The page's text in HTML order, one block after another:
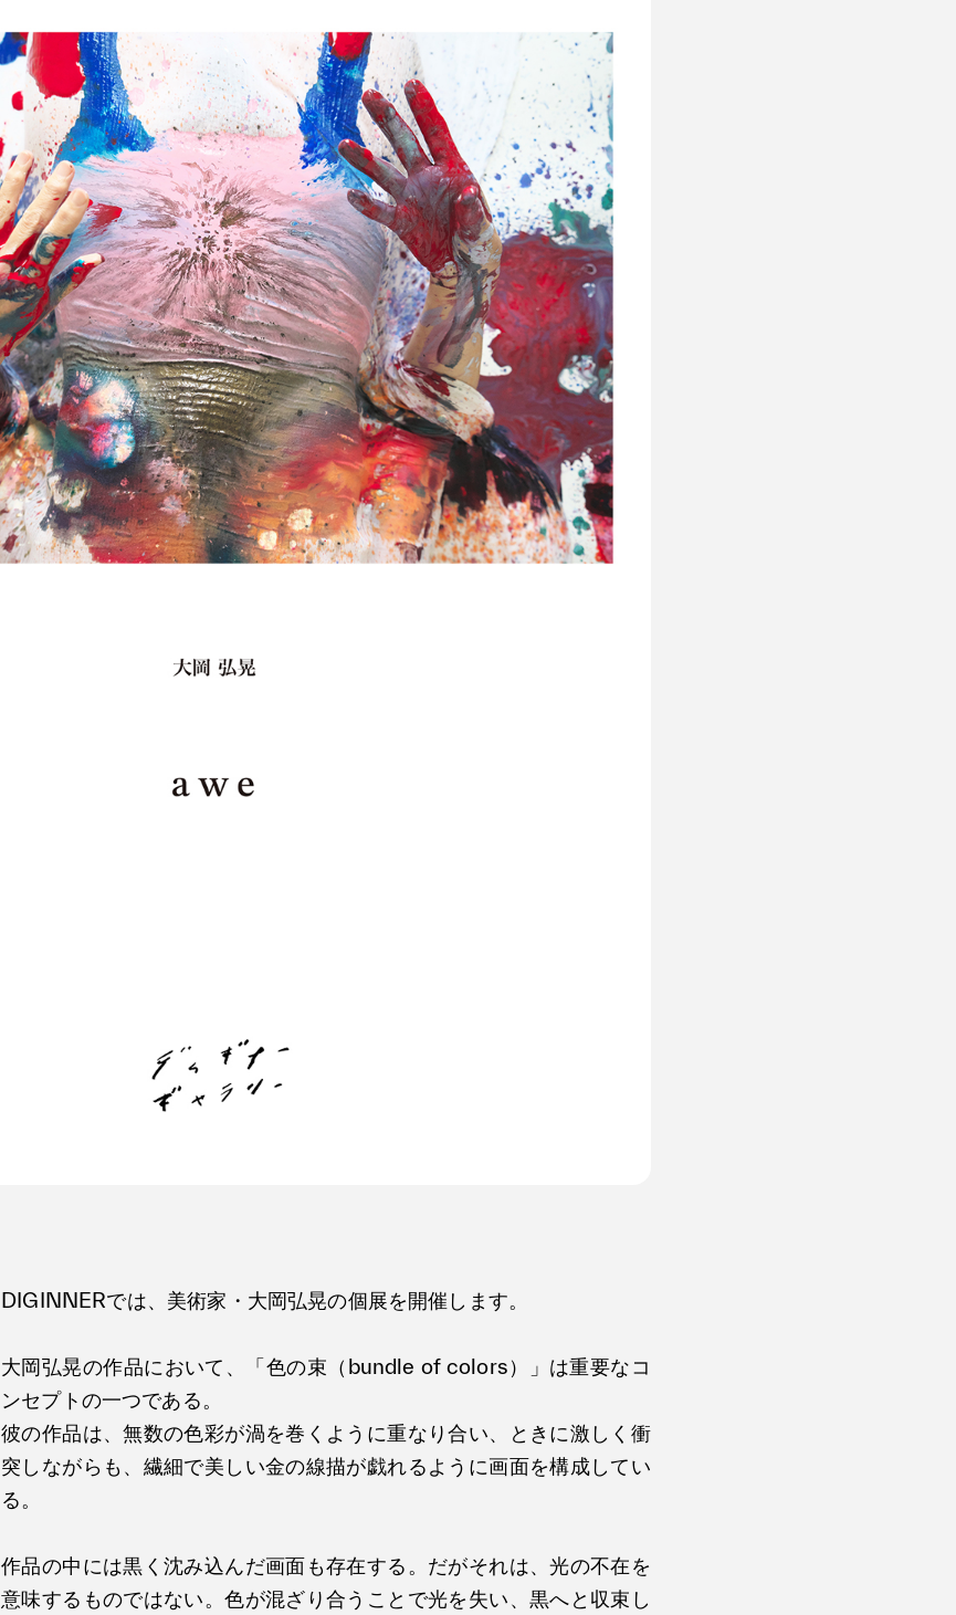
DIGINNERでは、美術家・大岡弘晃の個展を開催します。
大岡弘晃の作品において、「色の束（bundle of colors）」は重要なコ
ンセプトの一つである。
彼の作品は、無数の色彩が渦を巻くように重なり合い、ときに激しく衝
突しながらも、繊細で美しい金の線描が戯れるように画面を構成してい
る。
作品の中には黒く沈み込んだ画面も存在する。だがそれは、光の不在を
意味するものではない。色が混ざり合うことで光を失い、黒へと収束し